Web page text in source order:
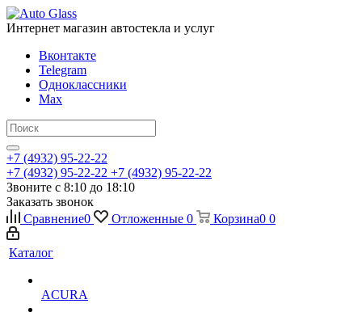
Интернет магазин автостекла и услуг
Вконтакте
Telegram
Одноклассники
Max
+7 (4932) 95-22-22
+7 (4932) 95-22-22 +7 (4932) 95-22-22
Звоните с 8:10 до 18:10
Заказать звонок
Сравнение0 Отложенные 0 Корзина0 0
Каталог
ACURA